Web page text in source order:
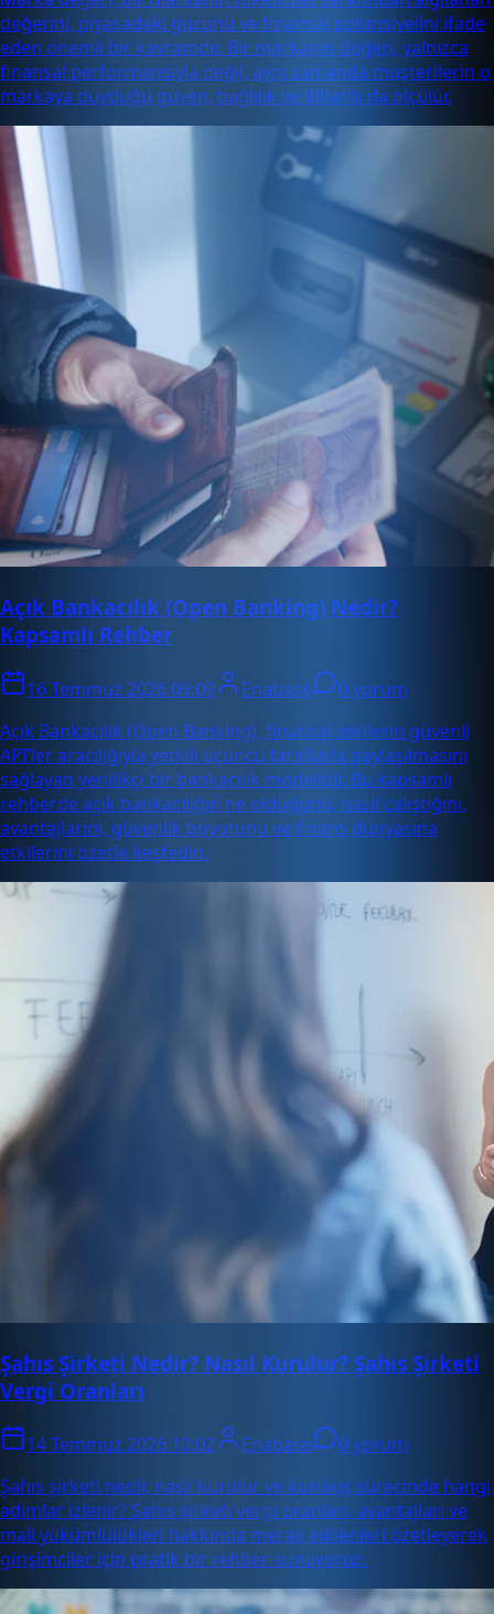
değerini, piyasadaki gücünü ve finansal potansiyelini ifade
eden önemli bir kavramdır. Bir markanın değeri, yalnızca
finansal performansıyla değil, aynı zamanda müşterilerin o
markaya duyduğu güven, bağlılık ve itibarla da ölçülür.
Açık Bankacılık (Open Banking) Nedir?
Kapsamlı Rehber
16 Temmuz 2026 09:09 Enabase
0 yorum
Açık Bankacılık (Open Banking), finansal verilerin güvenli
API’ler aracılığıyla yetkili üçüncü taraflarla paylaşılmasını
sağlayan yenilikçi bir bankacılık modelidir. Bu kapsamlı
rehberde açık bankacılığın ne olduğunu, nasıl çalıştığını,
avantajlarını, güvenlik boyutunu ve finans dünyasına
etkilerini özetle keşfedin.
Şahıs Şirketi Nedir? Nasıl Kurulur? Şahıs Şirketi
Vergi Oranları
14 Temmuz 2026 10:02 Enabase
0 yorum
Şahıs şirketi nedir, nasıl kurulur ve kuruluş sürecinde hangi
adımlar izlenir? Şahıs şirketi vergi oranları, avantajları ve
mali yükümlülükleri hakkında merak edilenleri özetleyerek
girişimciler için pratik bir rehber sunuyoruz.